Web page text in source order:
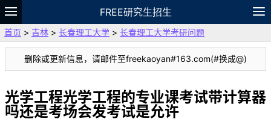
FREE研究生招生
题库
故事 专题 APP 笔记
论坛
VIP
资料
首页 > 吉林 > 长春理工大学 > 长春理工大学考研问题
删除或更新信息，请邮件至freekaoyan#163.com(#换成@)
光学工程光学工程的专业课考试带计算器
吗还是考场会发考试是允许